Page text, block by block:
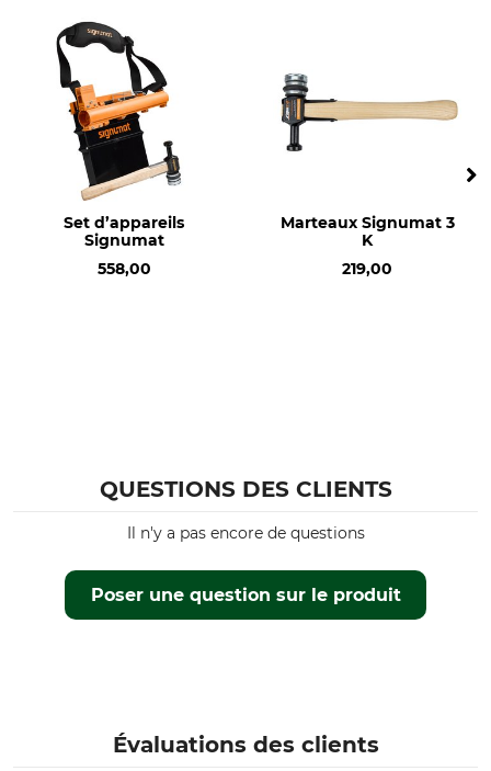
Set d’appareils
Signumat
558,00
Marteaux Signumat 3
K
219,00
QUESTIONS DES CLIENTS
Poser une question sur le produit
Il n'y a pas encore de questions
Évaluations des clients